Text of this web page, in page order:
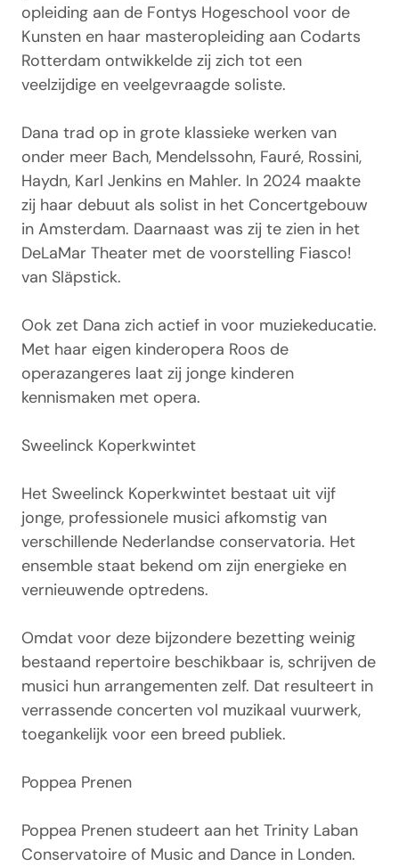
opleiding aan de Fontys Hogeschool voor de
Kunsten en haar masteropleiding aan Codarts
Rotterdam ontwikkelde zij zich tot een
veelzijdige en veelgevraagde soliste.
Dana trad op in grote klassieke werken van
onder meer Bach, Mendelssohn, Fauré, Rossini,
Haydn, Karl Jenkins en Mahler. In 2024 maakte
zij haar debuut als solist in het Concertgebouw
in Amsterdam. Daarnaast was zij te zien in het
DeLaMar Theater met de voorstelling Fiasco!
van Släpstick.
Ook zet Dana zich actief in voor muziekeducatie.
Met haar eigen kinderopera Roos de
operazangeres laat zij jonge kinderen
kennismaken met opera.
Sweelinck Koperkwintet
Het Sweelinck Koperkwintet bestaat uit vijf
jonge, professionele musici afkomstig van
verschillende Nederlandse conservatoria. Het
ensemble staat bekend om zijn energieke en
vernieuwende optredens.
Omdat voor deze bijzondere bezetting weinig
bestaand repertoire beschikbaar is, schrijven de
musici hun arrangementen zelf. Dat resulteert in
verrassende concerten vol muzikaal vuurwerk,
toegankelijk voor een breed publiek.
Poppea Prenen
Poppea Prenen studeert aan het Trinity Laban
Conservatoire of Music and Dance in Londen.